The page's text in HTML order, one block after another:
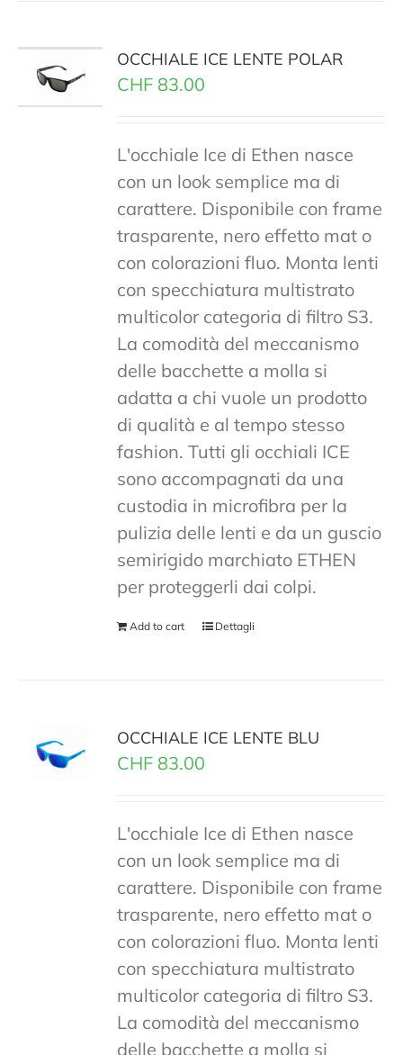
OCCHIALE ICE LENTE POLAR
CHF 83.00
L'occhiale Ice di Ethen nasce
con un look semplice ma di
carattere. Disponibile con frame
trasparente, nero effetto mat o
con colorazioni fluo. Monta lenti
con specchiatura multistrato
multicolor categoria di filtro S3.
La comodità del meccanismo
delle bacchette a molla si
adatta a chi vuole un prodotto
di qualità e al tempo stesso
fashion. Tutti gli occhiali ICE
sono accompagnati da una
custodia in microfibra per la
pulizia delle lenti e da un guscio
semirigido marchiato ETHEN
per proteggerli dai colpi.
Add to cart Dettagli
OCCHIALE ICE LENTE BLU
CHF 83.00
L'occhiale Ice di Ethen nasce
con un look semplice ma di
carattere. Disponibile con frame
trasparente, nero effetto mat o
con colorazioni fluo. Monta lenti
con specchiatura multistrato
multicolor categoria di filtro S3.
La comodità del meccanismo
delle bacchette a molla si